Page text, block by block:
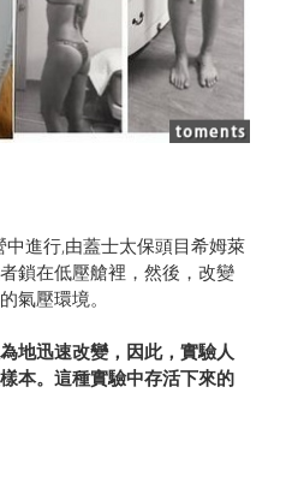
進行,由蓋士太保頭目希姆萊
鎖在低壓艙裡，然後，改變
氣壓環境。
地迅速改變，因此，實驗人
本。這種實驗中存活下來的